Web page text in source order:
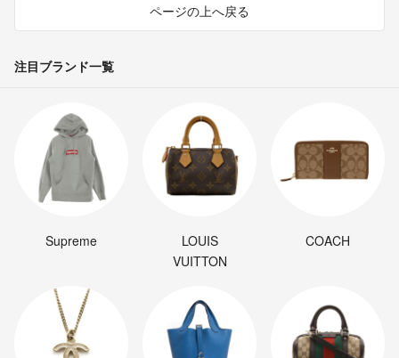
ページの上へ戻る
注目ブランド一覧
Supreme
LOUIS
VUITTON
COACH